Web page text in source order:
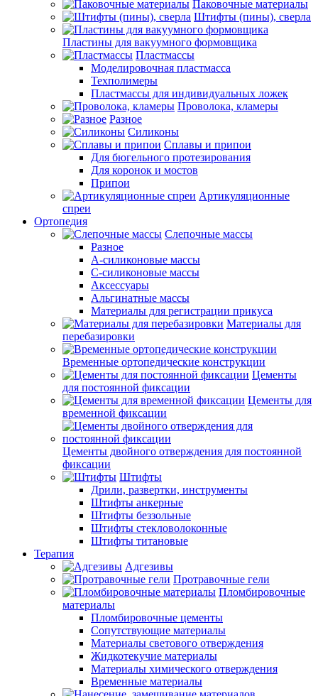
Паковочные материалы
Штифты (пины), сверла
Пластины для вакуумного формовщика
Пластмассы
Моделировочная пластмасса
Техполимеры
Пластмассы для индивидуальных ложек
Проволока, кламеры
Разное
Силиконы
Сплавы и припои
Для бюгельного протезирования
Для коронок и мостов
Припои
Артикуляционные
спреи
Ортопедия
Слепочные массы
Разное
А-силиконовые массы
С-силиконовые массы
Аксессуары
Альгинатные массы
Материалы для регистрации прикуса
Материалы для
перебазировки
Временные ортопедические конструкции
Цементы
для постоянной фиксации
Цементы для
временной фиксации
Цементы двойного отверждения для постоянной
фиксации
Штифты
Дрили, развертки, инструменты
Штифты анкерные
Штифты беззольные
Штифты стекловолоконные
Штифты титановые
Терапия
Адгезивы
Протравочные гели
Пломбировочные
материалы
Пломбировочные цементы
Сопутствующие материалы
Материалы светового отверждения
Жидкотекучие материалы
Материалы химического отверждения
Временные материалы